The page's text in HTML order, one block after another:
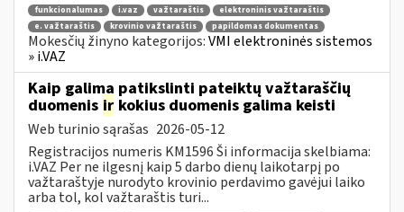
funkcionalumas i.vaz važtaraštis
elektroninis važtaraštis
e. važtaraštis
krovinio važtaraštis papildomas dokumentas
Mokesčių žinyno kategorijos:VMI elektroninės sistemos
» i.VAZ
Kaip galima patikslinti pateiktų važtaraščių
duomenis ir kokius duomenis galima keisti
Web turinio sąrašas 2026-05-12
Registracijos numeris KM1596 Ši informacija skelbiama:
i.VAZ Per ne ilgesnį kaip 5 darbo dienų laikotarpį po
važtaraštyje nurodyto krovinio perdavimo gavėjui laiko
arba tol, kol važtaraštis turi...